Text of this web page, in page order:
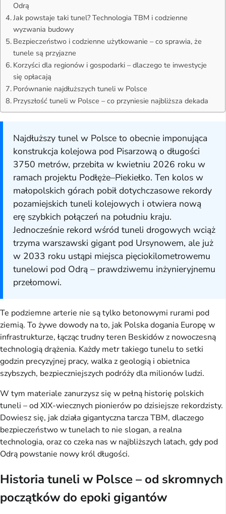
Odrą
Jak powstaje taki tunel? Technologia TBM i codzienne
wyzwania budowy
Bezpieczeństwo i codzienne użytkowanie – co sprawia, że
tunele są przyjazne
Korzyści dla regionów i gospodarki – dlaczego te inwestycje
się opłacają
Porównanie najdłuższych tuneli w Polsce
Przyszłość tuneli w Polsce – co przyniesie najbliższa dekada
Najdłuższy tunel w Polsce to obecnie imponująca
konstrukcja kolejowa pod Pisarzową o długości
3750 metrów, przebita w kwietniu 2026 roku w
ramach projektu Podłęże–Piekiełko. Ten kolos w
małopolskich górach pobił dotychczasowe rekordy
pozamiejskich tuneli kolejowych i otwiera nową
erę szybkich połączeń na południu kraju.
Jednocześnie rekord wśród tuneli drogowych wciąż
trzyma warszawski gigant pod Ursynowem, ale już
w 2033 roku ustąpi miejsca pięciokilometrowemu
tunelowi pod Odrą – prawdziwemu inżynieryjnemu
przełomowi.
Te podziemne arterie nie są tylko betonowymi rurami pod
ziemią. To żywe dowody na to, jak Polska dogania Europę w
infrastrukturze, łącząc trudny teren Beskidów z nowoczesną
technologią drążenia. Każdy metr takiego tunelu to setki
godzin precyzyjnej pracy, walka z geologią i obietnica
szybszych, bezpieczniejszych podróży dla milionów ludzi.
W tym materiale zanurzysz się w pełną historię polskich
tuneli – od XIX-wiecznych pionierów po dzisiejsze rekordzisty.
Dowiesz się, jak działa gigantyczna tarcza TBM, dlaczego
bezpieczeństwo w tunelach to nie slogan, a realna
technologia, oraz co czeka nas w najbliższych latach, gdy pod
Odrą powstanie nowy król długości.
Historia tuneli w Polsce – od skromnych
początków do epoki gigantów